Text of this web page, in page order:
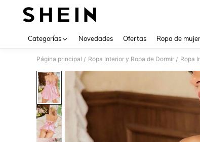
Categorías Novedades Ofertas Ropa de mujer
Página principal / Ropa Interior y Ropa de Dormir / Ropa